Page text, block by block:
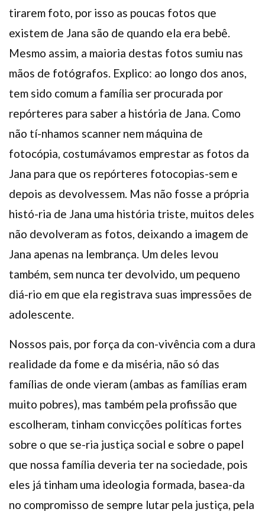
tirarem foto, por isso as poucas fotos que
existem de Jana são de quando ela era bebê.
Mesmo assim, a maioria destas fotos sumiu nas
mãos de fotógrafos. Explico: ao longo dos anos,
tem sido comum a família ser procurada por
repórteres para saber a história de Jana. Como
não tí-nhamos scanner nem máquina de
fotocópia, costumávamos emprestar as fotos da
Jana para que os repórteres fotocopias-sem e
depois as devolvessem. Mas não fosse a própria
histó-ria de Jana uma história triste, muitos deles
não devolveram as fotos, deixando a imagem de
Jana apenas na lembrança. Um deles levou
também, sem nunca ter devolvido, um pequeno
diá-rio em que ela registrava suas impressões de
adolescente.
Nossos pais, por força da con-vivência com a dura
realidade da fome e da miséria, não só das
famílias de onde vieram (ambas as famílias eram
muito pobres), mas também pela profissão que
escolheram, tinham convicções políticas fortes
sobre o que se-ria justiça social e sobre o papel
que nossa família deveria ter na sociedade, pois
eles já tinham uma ideologia formada, basea-da
no compromisso de sempre lutar pela justiça, pela